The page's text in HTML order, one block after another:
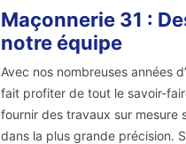
Maçonnerie 31 :
notre équipe
Avec nos nombreuses années
fait profiter de tout le savoir-
fournir des travaux sur mesure
dans la plus grande précision.